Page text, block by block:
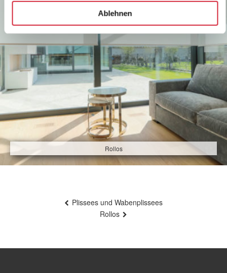
Ablehnen
Rollos
Plissees und Wabenplissees
Rollos